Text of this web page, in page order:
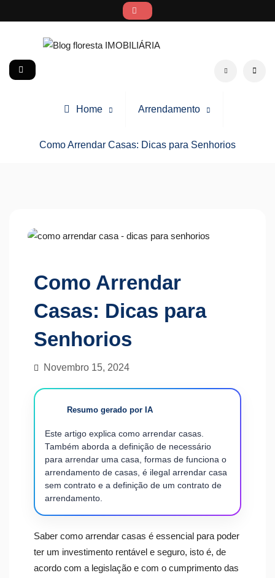
to
Blog floresta IMOBILIÁRIA Search social
Home Arrendamento
Como Arrendar Casas: Dicas para Senhorios
Como Arrendar
Casas: Dicas para
Senhorios
Novembro 15, 2024
Resumo gerado por IA
Este artigo explica como arrendar casas.
Também aborda a definição de necessário
para arrendar uma casa, formas de funciona o
arrendamento de casas, é ilegal arrendar casa
sem contrato e a definição de um contrato de
arrendamento.
Saber como arrendar casas é essencial para poder
ter um investimento rentável e seguro, isto é, de
acordo com a legislação e com o cumprimento das